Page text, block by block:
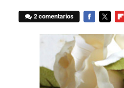
2 comentarios